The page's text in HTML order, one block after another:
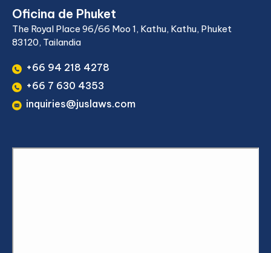
Oficina de Phuket
The Royal Place 96/66 Moo 1, Kathu, Kathu, Phuket
83120, Tailandia
+66 94 218 4278
+66 7 630 4353
inquiries@juslaws.com